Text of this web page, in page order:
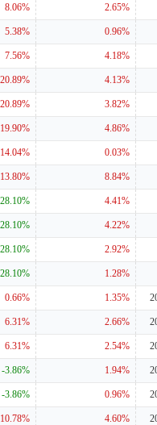
投资基金基金经理。2016年
月13日起至2024年4月23日
华兴益定期开放灵活配置混合
年02月15日起至2024年2月
鹏华弘实灵活配置混合型证券
年9月24日起任鹏华弘润灵
金基金经理。
8.06% 2.65%
5.38% 0.96%
7.56% 4.18%
20.89% 4.13%
20.89% 3.82%
19.90% 4.86%
14.04% 0.03%
13.80% 8.84%
4.41%
4.22%
2.92%
1.28%
0.66% 1.35%
6.31% 2.66%
6.31% 2.54%
-3.86% 1.94%
-3.86% 0.96%
10.78% 4.60%